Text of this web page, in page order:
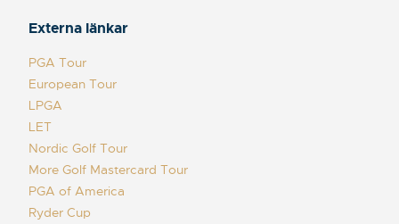
Externa länkar
PGA Tour
European Tour
LPGA
LET
Nordic Golf Tour
More Golf Mastercard Tour
PGA of America
Ryder Cup